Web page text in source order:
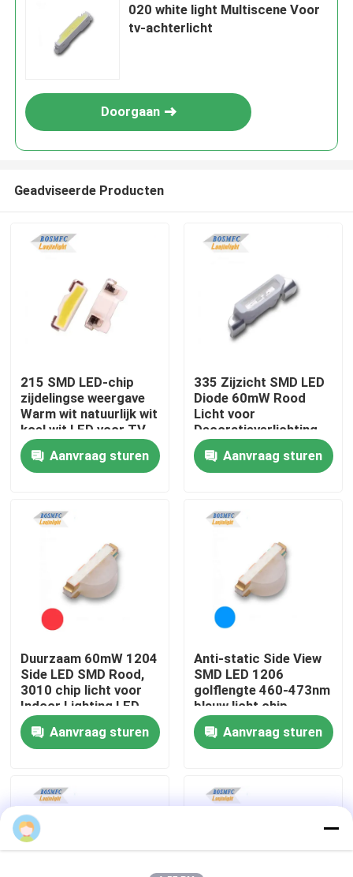
Thuis
Producten
Videos
VR-show
Over ons
Fabrieksreis
Kwaliteitscontrole
nieuws
020 white light Multiscene Voor
tv-achterlicht
Doorgaan
Geadviseerde Producten
215 SMD LED-chip
zijdelingse weergave
Warm wit natuurlijk wit
koel wit LED voor TV-
achterlichtdiode
Aanvraag sturen
335 Zijzicht SMD LED
Diode 60mW Rood
Licht voor
Decoratieverlichting
Aanvraag sturen
Duurzaam 60mW 1204
Side LED SMD Rood,
3010 chip licht voor
Indoor Lighting LED
Lamp Perlen
Aanvraag sturen
Anti-static Side View
SMD LED 1206
golflengte 460-473nm
blauw licht chip
Aanvraag sturen